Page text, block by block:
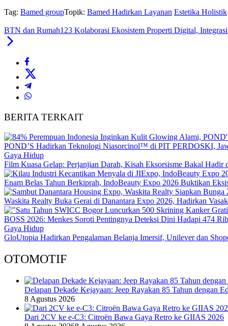
Tag: Bamed groupTopik: Bamed Hadirkan Layanan Estetika Holistik
BTN dan Rumah123 Kolaborasi Ekosistem Properti Digital,
BERITA TERKAIT
POND’S Hadirkan Teknologi Niasorcinol™ di PIT PERDOSKI,
Gaya Hidup
Film Kuasa Gelap: Perjanjian Darah, Kisah Eksorsisme Bakal
Enam Belas Tahun Berkiprah, IndoBeauty Expo 2026 Buktikan
Waskita Realty Buka Gerai di Danantara Expo 2026, Hadirkan
BOSS 2026: Menkes Soroti Pentingnya Deteksi Dini Hadapi 474
Gaya Hidup
GloUtopia Hadirkan Pengalaman Belanja Imersif, Unilever dan
OTOMOTIF
Delapan Dekade Kejayaan: Jeep Rayakan 85 Tahun dengan
8 Agustus 2026
Dari 2CV ke e-C3: Citroën Bawa Gaya Retro ke GIIAS 2026